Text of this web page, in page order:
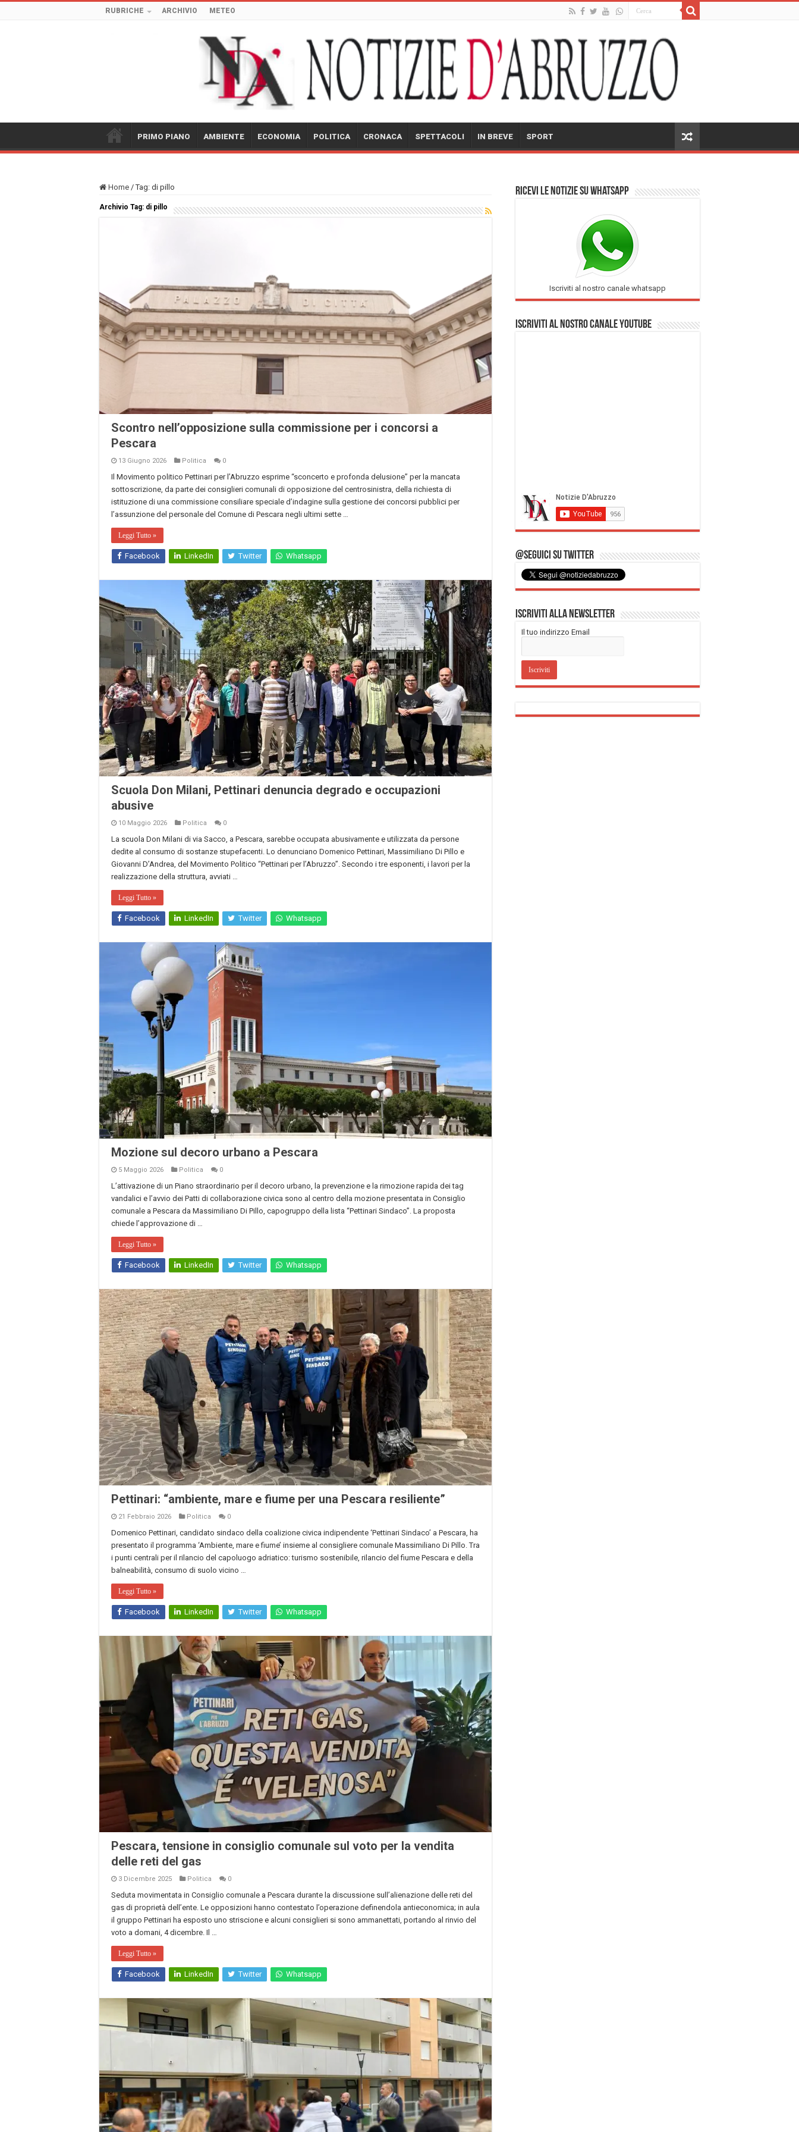
RUBRICHE ARCHIVIO METEO
PRIMO PIANO AMBIENTE ECONOMIA POLITICA CRONACA SPETTACOLI IN BREVE SPORT
Home / Tag: di pillo
Archivio Tag: di pillo
Scontro nell’opposizione sulla commissione per i concorsi a
Pescara
13 Giugno 2026 Politica 0
Il Movimento politico Pettinari per l’Abruzzo esprime “sconcerto e profonda delusione” per la mancata
sottoscrizione, da parte dei consiglieri comunali di opposizione del centrosinistra, della richiesta di
istituzione di una commissione consiliare speciale d’indagine sulla gestione dei concorsi pubblici per
l’assunzione del personale del Comune di Pescara negli ultimi sette …
Leggi Tutto »
Facebook LinkedIn Twitter Whatsapp
Scuola Don Milani, Pettinari denuncia degrado e occupazioni
abusive
10 Maggio 2026 Politica 0
La scuola Don Milani di via Sacco, a Pescara, sarebbe occupata abusivamente e utilizzata da persone
dedite al consumo di sostanze stupefacenti. Lo denunciano Domenico Pettinari, Massimiliano Di Pillo e
Giovanni D’Andrea, del Movimento Politico “Pettinari per l’Abruzzo”. Secondo i tre esponenti, i lavori per la
realizzazione della struttura, avviati …
Leggi Tutto »
Facebook LinkedIn Twitter Whatsapp
Mozione sul decoro urbano a Pescara
5 Maggio 2026 Politica 0
L’attivazione di un Piano straordinario per il decoro urbano, la prevenzione e la rimozione rapida dei tag
vandalici e l’avvio dei Patti di collaborazione civica sono al centro della mozione presentata in Consiglio
comunale a Pescara da Massimiliano Di Pillo, capogruppo della lista “Pettinari Sindaco”. La proposta
chiede l’approvazione di …
Leggi Tutto »
Facebook LinkedIn Twitter Whatsapp
Pettinari: “ambiente, mare e fiume per una Pescara resiliente”
21 Febbraio 2026 Politica 0
Domenico Pettinari, candidato sindaco della coalizione civica indipendente ‘Pettinari Sindaco’ a Pescara, ha
presentato il programma ‘Ambiente, mare e fiume’ insieme al consigliere comunale Massimiliano Di Pillo. Tra
i punti centrali per il rilancio del capoluogo adriatico: turismo sostenibile, rilancio del fiume Pescara e della
balneabilità, consumo di suolo vicino …
Leggi Tutto »
Facebook LinkedIn Twitter Whatsapp
Pescara, tensione in consiglio comunale sul voto per la vendita
delle reti del gas
3 Dicembre 2025 Politica 0
Seduta movimentata in Consiglio comunale a Pescara durante la discussione sull’alienazione delle reti del
gas di proprietà dell’ente. Le opposizioni hanno contestato l’operazione definendola antieconomica; in aula
il gruppo Pettinari ha esposto uno striscione e alcuni consiglieri si sono ammanettati, portando al rinvio del
voto a domani, 4 dicembre. Il …
Leggi Tutto »
Facebook LinkedIn Twitter Whatsapp
Ricevi le notizie su Whatsapp
Iscriviti al nostro canale whatsapp
Iscriviti al nostro Canale Youtube
@Seguici su Twitter
Iscriviti alla Newsletter
Il tuo indirizzo Email